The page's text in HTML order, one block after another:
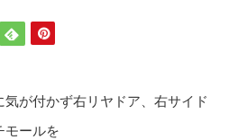
が付かず右リヤドア、右サイド
モールを